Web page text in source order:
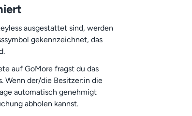
ausgestattet sind, werden
gekennzeichnet, das
auf GoMore fragst du das
Wenn der/die Besitzer:in die
automatisch genehmigt
abholen kannst.